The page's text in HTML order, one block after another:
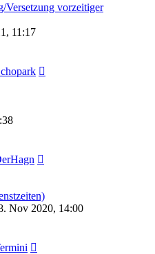
Versetzung vorzeitiger
11:17
Nov 2020, 14:00